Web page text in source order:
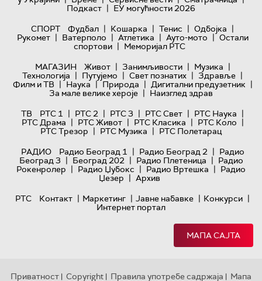
Подкаст | ЕУ могућности 2026
СПОРТ
Фудбал | Кошарка | Тенис | Одбојка |
Рукомет | Ватерполо | Атлетика | Ауто-мото | Остали
спортови | Меморијал РТС
МАГАЗИН
Живот | Занимљивости | Музика |
Технологијa | Путујемо | Свет познатих | Здравље |
Филм и ТВ | Наука | Природа | Дигитални предузетник |
За мале велике хероје | Наизглед здрав
ТВ
РТС 1 | РТС 2 | РТС 3 | РТС Свет | РТС Наука |
РТС Драма | РТС Живот | РТС Класика | РТС Коло |
РТС Трезор | РТС Музика | РТС Полетарац
РАДИО
Радио Београд 1 | Радио Београд 2 | Радио
Београд 3 | Београд 202 | Радио Плетеница | Радио
Рокенролер | Радио Џубокс | Радио Вртешка | Радио
Џезер | Архив
РТС
Контакт | Маркетинг | Јавне набавке | Конкурси |
Интернет портал
МАПА САЈТА
Приватност | Copyright | Правила употребе садржаја | Мапа